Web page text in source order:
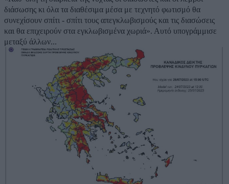
διάσωσης κι όλα τα διαθέσιμα μέσα με τεχνητό φωτισμό θα
συνεχίσουν σπίτι - σπίτι τους απεγκλωβισμούς και τις διασώσεις
και θα επιχειρούν στα εγκλωβισμένα χωριά». Αυτό υπογράμμισε
μεταξύ άλλων...